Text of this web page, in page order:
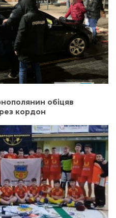
обіцяв
кордон